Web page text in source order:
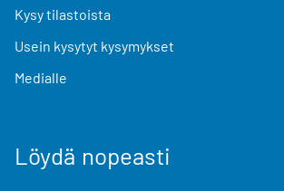
Kysy tilastoista
Usein kysytyt kysymykset
Medialle
Löydä nopeasti